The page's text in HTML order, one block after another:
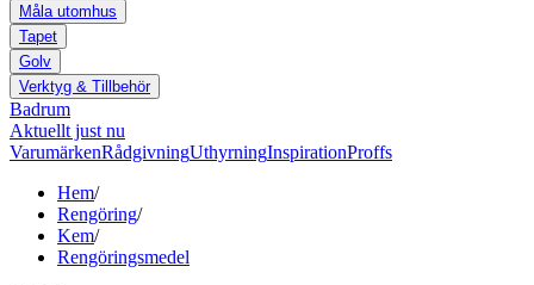
Måla utomhus
Tapet
Golv
Verktyg & Tillbehör
Badrum
Aktuellt just nu
VarumärkenRådgivningUthyrningInspirationProffs
Hem/
Rengöring/
Kem/
Rengöringsmedel